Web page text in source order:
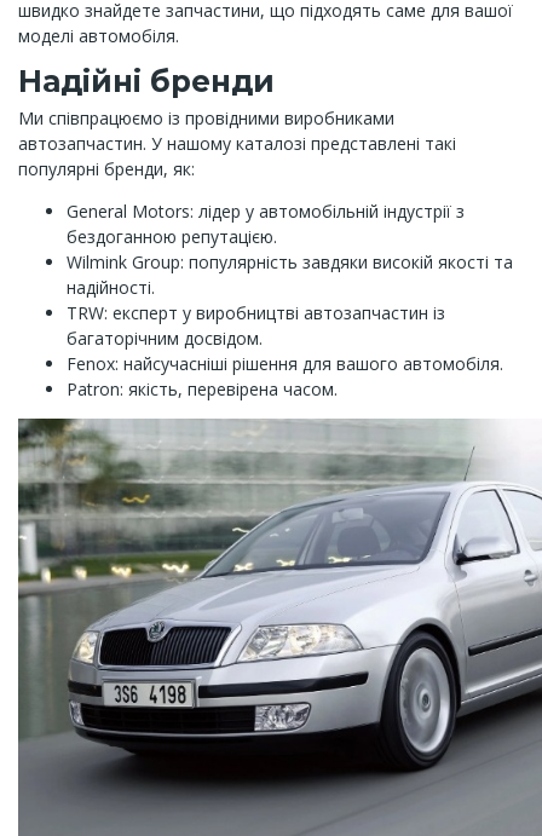
швидко знайдете запчастини, що підходять саме для вашої
моделі автомобіля.
Надійні бренди
Ми співпрацюємо із провідними виробниками
автозапчастин. У нашому каталозі представлені такі
популярні бренди, як:
General Motors: лідер у автомобільній індустрії з
бездоганною репутацією.
Wilmink Group: популярність завдяки високій якості та
надійності.
TRW: експерт у виробництві автозапчастин із
багаторічним досвідом.
Fenox: найсучасніші рішення для вашого автомобіля.
Patron: якість, перевірена часом.